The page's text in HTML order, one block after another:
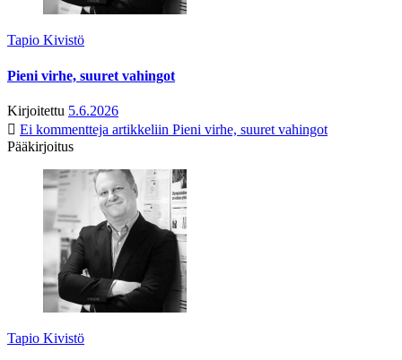
Tapio Kivistö
Pieni virhe, suuret vahingot
Kirjoitettu 5.6.2026
Ei kommentteja artikkeliin Pieni virhe, suuret vahingot
Pääkirjoitus
Tapio Kivistö